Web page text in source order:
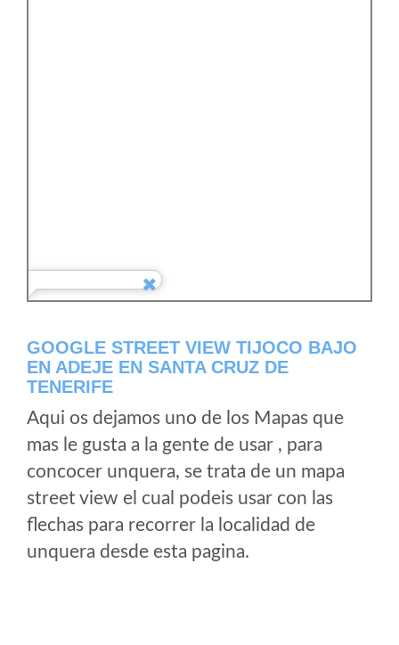
GOOGLE STREET VIEW TIJOCO BAJO
EN ADEJE EN SANTA CRUZ DE
TENERIFE
Aqui os dejamos uno de los Mapas que
mas le gusta a la gente de usar , para
concocer unquera, se trata de un mapa
street view el cual podeis usar con las
flechas para recorrer la localidad de
unquera desde esta pagina.